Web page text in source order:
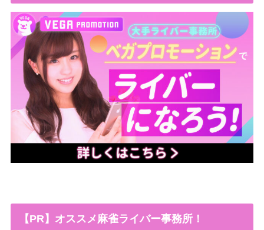
【PR】オススメ麻雀ライバー事務所！